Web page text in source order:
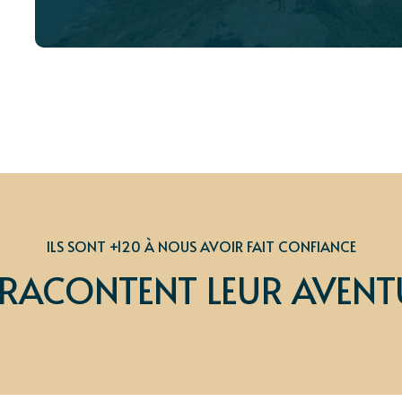
ILS SONT +120 À NOUS AVOIR FAIT CONFIANCE
LEUR